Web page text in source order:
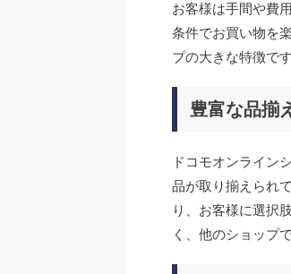
お客様は手間や費
条件でお買い物を
プの大きな特徴です
豊富な品揃
ドコモオンライン
品が取り揃えられ
り、お客様に選択
く、他のショップ